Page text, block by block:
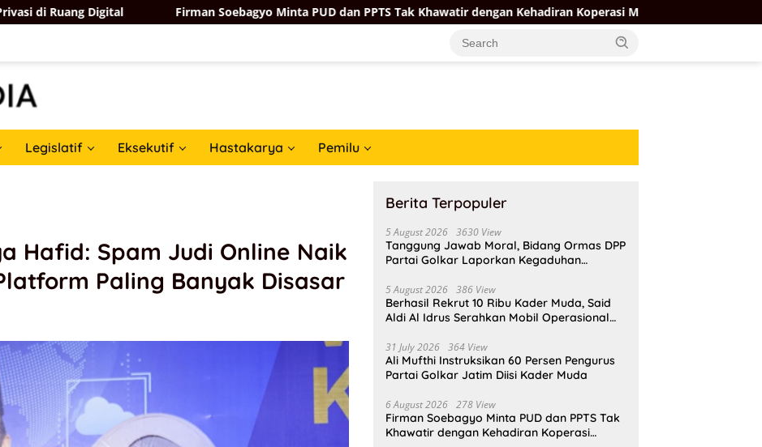
Firman Soebagyo Minta PUD dan PPTS Tak Khawatir dengan Kehadiran Koperasi Merah Putih
Legislatif Eksekutif Hastakarya Pemilu
Hafid: Spam Judi Online Naik
Paling Banyak Disasar
Berita Terpopuler
5 August 2026 3630 View
Tanggung Jawab Moral, Bidang Ormas DPP
Partai Golkar Laporkan Kegaduhan
5 August 2026 386 View
Berhasil Rekrut 10 Ribu Kader Muda, Said
Aldi Al Idrus Serahkan Mobil Operasional
31 July 2026 364 View
Ali Mufthi Instruksikan 60 Persen Pengurus
Partai Golkar Jatim Diisi Kader Muda
6 August 2026 278 View
Firman Soebagyo Minta PUD dan PPTS Tak
Khawatir dengan Kehadiran Koperasi